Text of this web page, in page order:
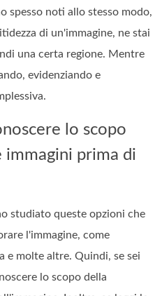
spesso noti allo stesso modo,
di un'immagine, ne stai
una certa regione. Mentre
evidenziando e
lo scopo
immagini prima di
studiato queste opzioni che
l'immagine, come
e molte altre. Quindi, se sei
lo scopo della